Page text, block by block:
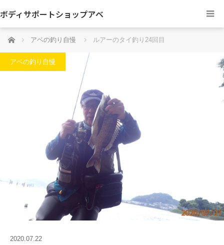
ボディサポートショップアベ
ホーム アベの釣り自慢 ルアーのタイ釣り24回目
アベの釣り自慢
2020.07.22